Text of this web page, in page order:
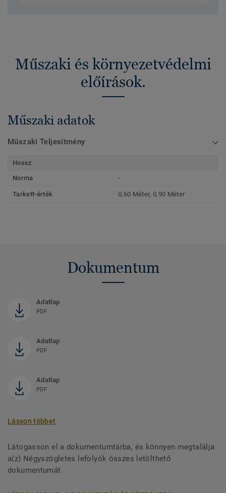
Műszaki és környezetvédelmi
előírások.
Műszaki adatok
Műszaki Teljesítmény
Hossz
Norma
-
Tarkett-érték 0,60 Méter, 0,90 Méter
Dokumentum
Adatlap
PDF
Adatlap
PDF
Adatlap
PDF
Lásson többet
Látogasson el a dokumentumtárba, és könnyen megtalálja
a(z) Négyszögletes lefolyók összes letölthető
dokumentumát.